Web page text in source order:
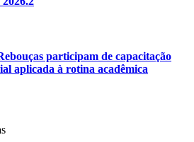
participam de capacitação
aplicada à rotina acadêmica